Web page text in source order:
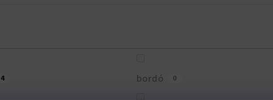
4 bordó 0